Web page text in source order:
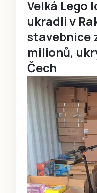
Velká Lego
ukradli v
stavebnice
milionů,
Čech